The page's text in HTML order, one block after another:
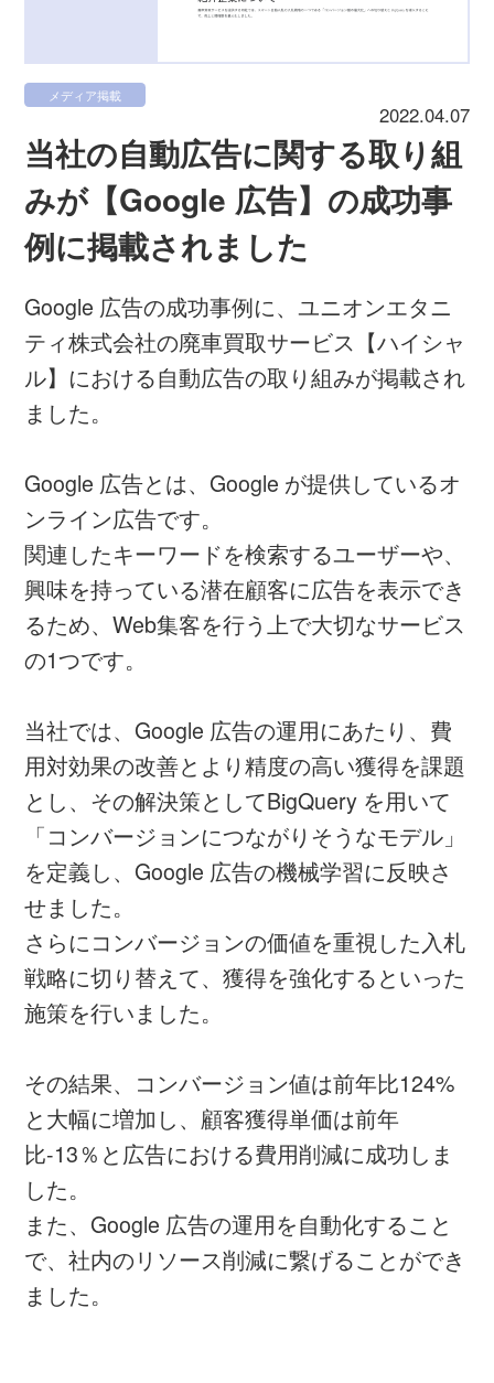
メディア掲載
2022.04.07
当社の自動広告に関する取り組
みが【Google 広告】の成功事
例に掲載されました
Google 広告の成功事例に、ユニオンエタニ
ティ株式会社の廃車買取サービス【ハイシャ
ル】における自動広告の取り組みが掲載され
ました。
Google 広告とは、Google が提供しているオ
ンライン広告です。
関連したキーワードを検索するユーザーや、
興味を持っている潜在顧客に広告を表示でき
るため、Web集客を行う上で大切なサービス
の1つです。
当社では、Google 広告の運用にあたり、費
用対効果の改善とより精度の高い獲得を課題
とし、その解決策としてBigQuery を用いて
「コンバージョンにつながりそうなモデル」
を定義し、Google 広告の機械学習に反映さ
せました。
さらにコンバージョンの価値を重視した入札
戦略に切り替えて、獲得を強化するといった
施策を行いました。
その結果、コンバージョン値は前年比124%
と大幅に増加し、顧客獲得単価は前年
比-13％と広告における費用削減に成功しま
した。
また、Google 広告の運用を自動化すること
で、社内のリソース削減に繋げることができ
ました。